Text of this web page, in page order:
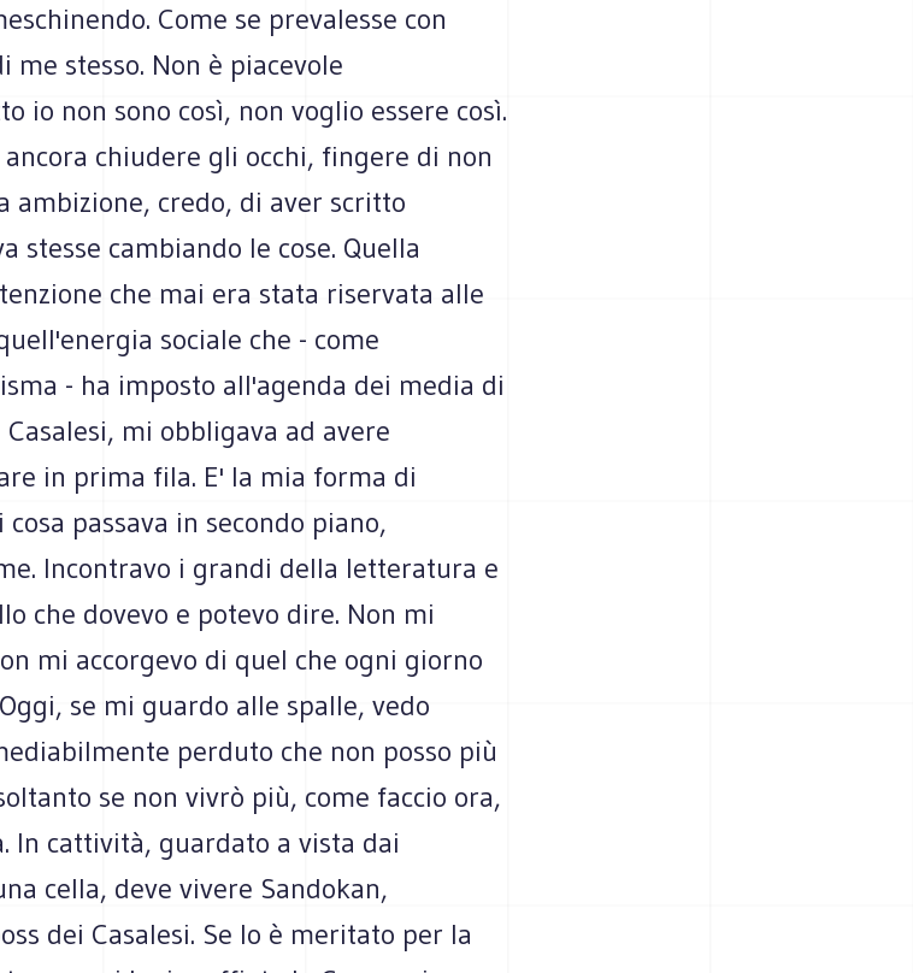
Come se prevalesse con
me stesso. Non è piacevole
io non sono così, non voglio essere così.
chiudere gli occhi, fingere di non
ambizione, credo, di aver scritto
stesse cambiando le cose. Quella
che mai era stata riservata alle
sociale che - come
- ha imposto all'agenda dei media di
mi obbligava ad avere
in prima fila. E' la mia forma di
passava in secondo piano,
Incontravo i grandi della letteratura e
che dovevo e potevo dire. Non mi
mi accorgevo di quel che ogni giorno
se mi guardo alle spalle, vedo
perduto che non posso più
se non vivrò più, come faccio ora,
In cattività, guardato a vista dai
cella, deve vivere Sandokan,
dei Casalesi. Se lo è meritato per la